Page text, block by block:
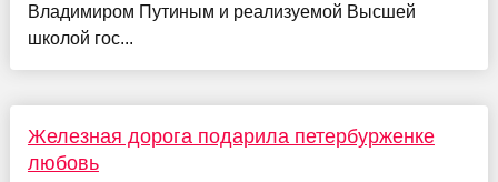
Владимиром Путиным и реализуемой Высшей
школой гос...
Железная дорога подарила петербурженке
любовь